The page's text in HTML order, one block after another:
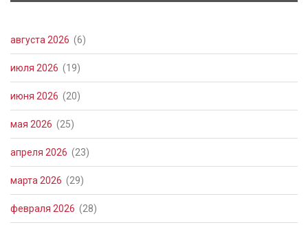
августа 2026 (6)
июля 2026 (19)
июня 2026 (20)
мая 2026 (25)
апреля 2026 (23)
марта 2026 (29)
февраля 2026 (28)